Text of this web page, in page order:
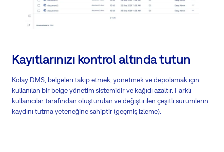
Kayıtlarınızı kontrol altında tutun
Kolay DMS, belgeleri takip etmek, yönetmek ve depolamak için
kullanılan bir belge yönetim sistemidir ve kağıdı azaltır. Farklı
kullanıcılar tarafından oluşturulan ve değiştirilen çeşitli sürümlerin
kaydını tutma yeteneğine sahiptir (geçmiş izleme).